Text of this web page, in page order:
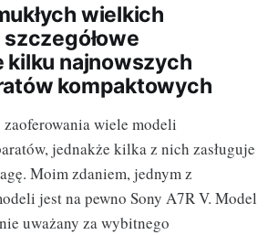
wielkich
kilku najnowszych
kompaktowych
zaoferowania wiele modeli
jednakże kilka z nich zasługuje
Moim zdaniem, jednym z
jest na pewno Sony A7R V. Model
uważany za wybitnego